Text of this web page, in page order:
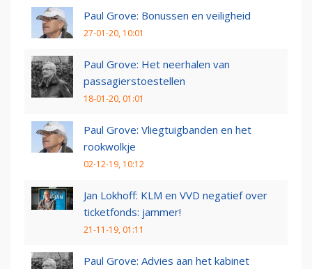
Paul Grove: Bonussen en veiligheid
27-01-20, 10:01
Paul Grove: Het neerhalen van
passagierstoestellen
18-01-20, 01:01
Paul Grove: Vliegtuigbanden en het
rookwolkje
02-12-19, 10:12
Jan Lokhoff: KLM en VVD negatief over
ticketfonds: jammer!
21-11-19, 01:11
Paul Grove: Advies aan het kabinet